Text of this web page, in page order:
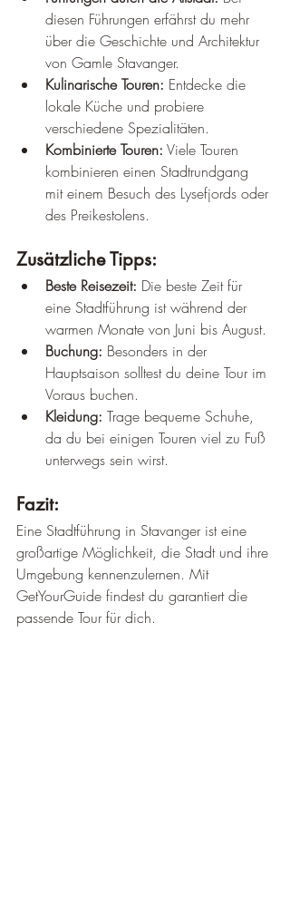
diesen Führungen erfährst du mehr
über die Geschichte und Architektur
von Gamle Stavanger.
Kulinarische Touren: Entdecke die
lokale Küche und probiere
verschiedene Spezialitäten.
Kombinierte Touren: Viele Touren
kombinieren einen Stadtrundgang
mit einem Besuch des Lysefjords oder
des Preikestolens.
Zusätzliche Tipps:
Beste Reisezeit: Die beste Zeit für
eine Stadtführung ist während der
warmen Monate von Juni bis August.
Buchung: Besonders in der
Hauptsaison solltest du deine Tour im
Voraus buchen.
Kleidung: Trage bequeme Schuhe,
da du bei einigen Touren viel zu Fuß
unterwegs sein wirst.
Fazit:
Eine Stadtführung in Stavanger ist eine
großartige Möglichkeit, die Stadt und ihre
Umgebung kennenzulernen. Mit
GetYourGuide findest du garantiert die
passende Tour für dich.